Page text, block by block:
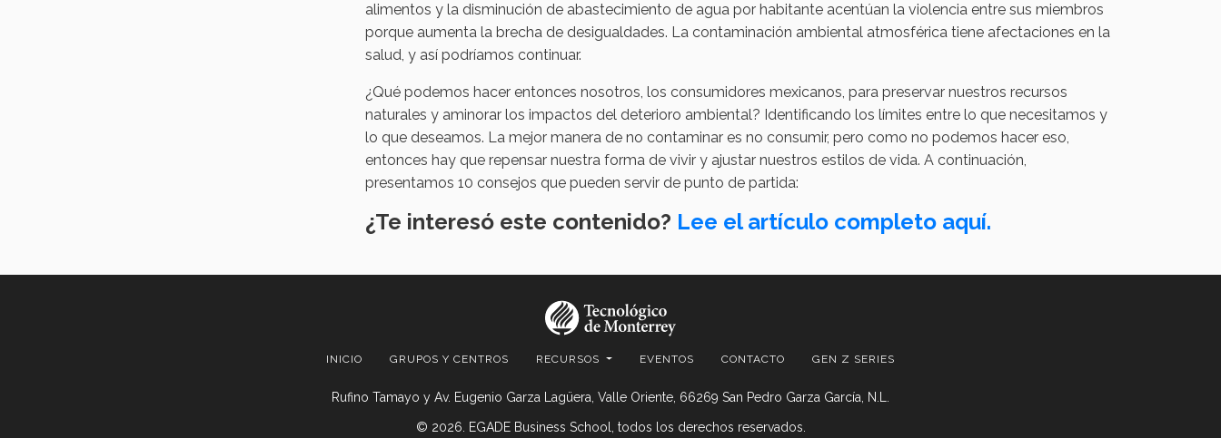
alimentos y la disminución de abastecimiento de agua por habitante acentúan la violencia entre sus miembros
porque aumenta la brecha de desigualdades. La contaminación ambiental atmosférica tiene afectaciones en la
salud, y así podríamos continuar.
¿Qué podemos hacer entonces nosotros, los consumidores mexicanos, para preservar nuestros recursos
naturales y aminorar los impactos del deterioro ambiental? Identificando los límites entre lo que necesitamos y
lo que deseamos. La mejor manera de no contaminar es no consumir, pero como no podemos hacer eso,
entonces hay que repensar nuestra forma de vivir y ajustar nuestros estilos de vida. A continuación,
presentamos 10 consejos que pueden servir de punto de partida:
¿Te interesó este contenido? Lee el artículo completo aquí.
INICIO GRUPOS Y CENTROS RECURSOS EVENTOS CONTACTO GEN Z SERIES
Rufino Tamayo y Av. Eugenio Garza Lagüera, Valle Oriente, 66269 San Pedro Garza García, N.L.
© 2026. EGADE Business School, todos los derechos reservados.